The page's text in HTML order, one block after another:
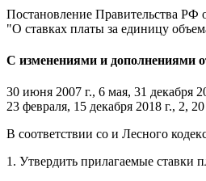
Постановление Правительства РФ
"О ставках платы за единицу
С изменениями и дополнениями
30 июня 2007 г., 6 мая, 31 декабря
23 февраля, 15 декабря 2018 г., 2,
В соответствии со и Лесного
1. Утвердить прилагаемые ставки